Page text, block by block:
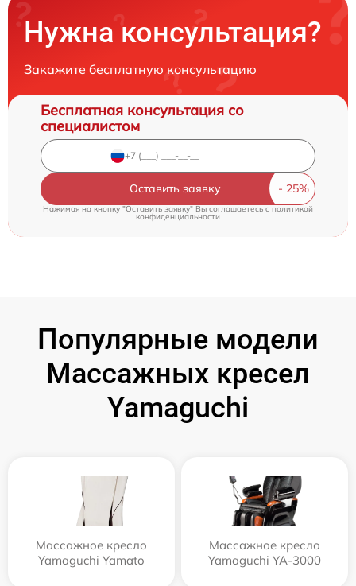
Нужна консультация?
Закажите бесплатную консультацию
Бесплатная консультация со
специалистом
Оставить заявку
Нажимая на кнопку "Оставить заявку" Вы соглашаетесь cполитикой
конфиденциальности
Популярные модели
Массажных кресел
Yamaguchi
Массажное кресло
Yamaguchi Yamato
Массажное кресло
Yamaguchi YA-3000